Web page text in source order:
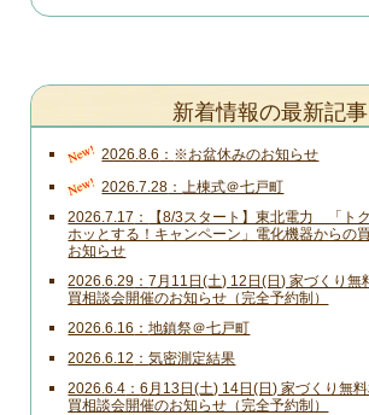
新着情報の最新記事
New! 2026.8.6 ※お盆休みのお知らせ
New! 2026.7.28 上棟式＠七戸町
2026.7.17
【8/3スタート】東北電力 「ト
ホッとする！キャンペーン」電化機器からの
お知らせ
2026.6.29
7月11日(土) 12日(日) 家づくり無
買相談会開催のお知らせ（完全予約制）
2026.6.16 地鎮祭＠七戸町
2026.6.12 気密測定結果
2026.6.4
6月13日(土) 14日(日) 家づくり無
買相談会開催のお知らせ（完全予約制）